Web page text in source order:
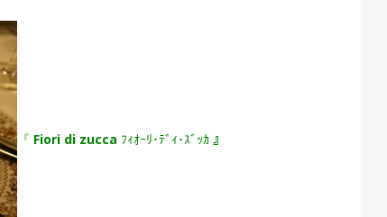
『 Fiori di zucca ﾌｨｵｰﾘ･ﾃﾞｨ･ｽﾞｯｶ 』